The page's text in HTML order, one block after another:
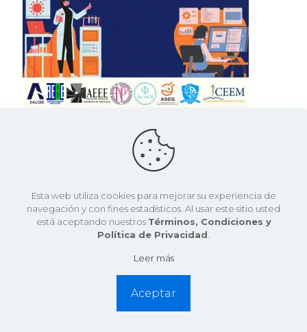
24 mayo, 2021
¿Es el Open Access un derecho? El acceso libre a la
investigación se lleva reclamando desde hace dos
décadas, pero ¿hemos avanzado lo suficiente? ¡Este
posicionamiento[…]
Esta web utiliza cookies para mejorar su experiencia de
navegación y con fines estadísticos. Al usar este sitio usted
está aceptando nuestros Términos, Condiciones y
Política de Privacidad
Leer más
Aceptar